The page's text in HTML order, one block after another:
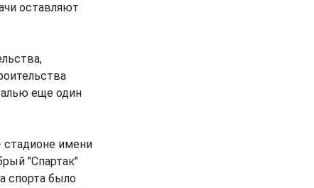
оставляют
еще один
стадионе имени
"Спартак"
спорта было